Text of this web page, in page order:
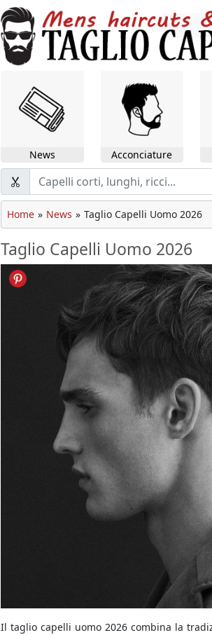
News Acconciature
Home » News » Taglio Capelli Uomo 2026
Taglio Capelli Uomo 2026
Il taglio capelli uomo 2026 combina la